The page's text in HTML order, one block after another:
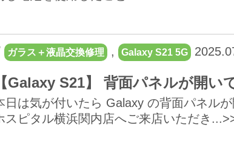
ガラス＋液晶交換修理 , Galaxy S21 5G
【Galaxy S21】 背面パネルが開い
日は気が付いたら Galaxy の背面パネル
スピタル横浜関内店へご来店いただき